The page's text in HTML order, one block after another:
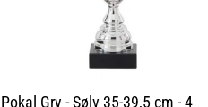
Pokal Gry - Sølv 35-39,5 cm - 4